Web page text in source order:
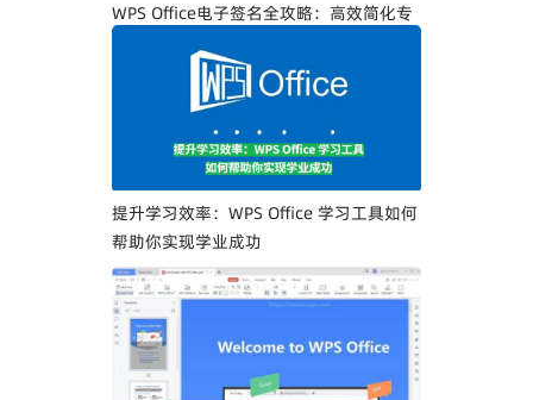
WPS Office电子签名全攻略：高效简化专
提升学习效率：WPS Office 学习工具如何
帮助你实现学业成功